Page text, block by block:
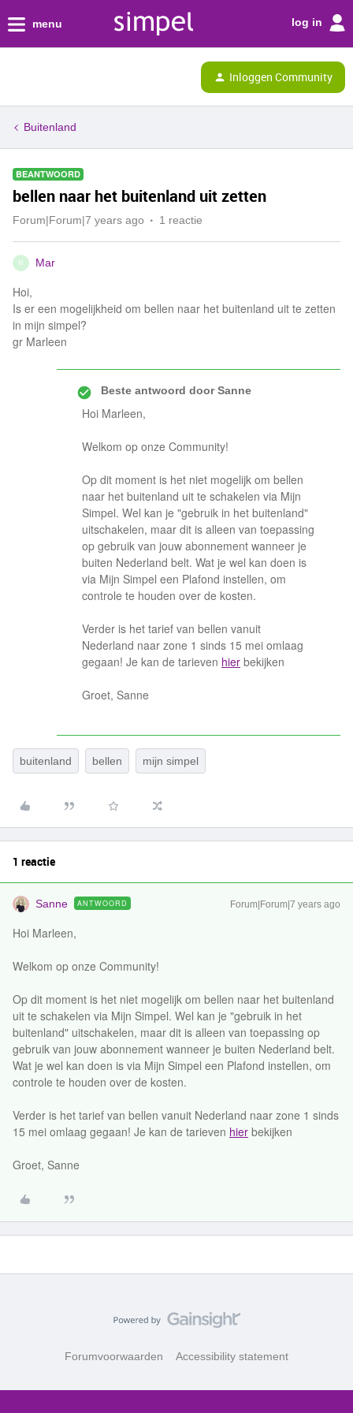
menu log in
Inloggen Community
Buitenland
BEANTWOORD
bellen naar het buitenland uit zetten
Forum|Forum|7 years ago 1 reactie
M Mar
Hoi,
Is er een mogelijkheid om bellen naar het buitenland uit te zetten
in mijn simpel?
gr Marleen
Beste antwoord doorSanne
Hoi Marleen,
Welkom op onze Community!
Op dit moment is het niet mogelijk om bellen
naar het buitenland uit te schakelen via Mijn
Simpel. Wel kan je "gebruik in het buitenland"
uitschakelen, maar dit is alleen van toepassing
op gebruik van jouw abonnement wanneer je
buiten Nederland belt. Wat je wel kan doen is
via Mijn Simpel een Plafond instellen, om
controle te houden over de kosten.
Verder is het tarief van bellen vanuit
Nederland naar zone 1 sinds 15 mei omlaag
gegaan! Je kan de tarieven hier bekijken
Groet, Sanne
buitenland bellen mijn simpel
1 reactie
Sanne ANTWOORD Forum|Forum|7 years ago
Hoi Marleen,
Welkom op onze Community!
Op dit moment is het niet mogelijk om bellen naar het buitenland
uit te schakelen via Mijn Simpel. Wel kan je "gebruik in het
buitenland" uitschakelen, maar dit is alleen van toepassing op
gebruik van jouw abonnement wanneer je buiten Nederland belt.
Wat je wel kan doen is via Mijn Simpel een Plafond instellen, om
controle te houden over de kosten.
Verder is het tarief van bellen vanuit Nederland naar zone 1 sinds
15 mei omlaag gegaan! Je kan de tarieven hier bekijken
Groet, Sanne
Forumvoorwaarden Accessibility statement